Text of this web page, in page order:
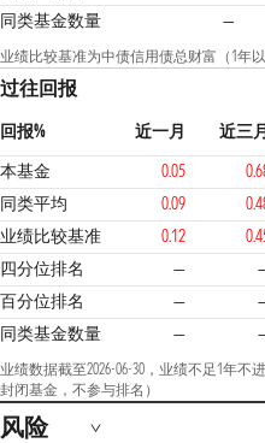
同类基金数量
—
业绩比较基准为中债信用债总财富（1年以
过往回报
回报% 近一月 近三
本基金
0.05
同类平均
0.09
业绩比较基准
0.12
四分位排名
—
百分位排名
—
同类基金数量
—
业绩数据截至2026-06-30，业绩不足1年
封闭基金，不参与排名）
风险